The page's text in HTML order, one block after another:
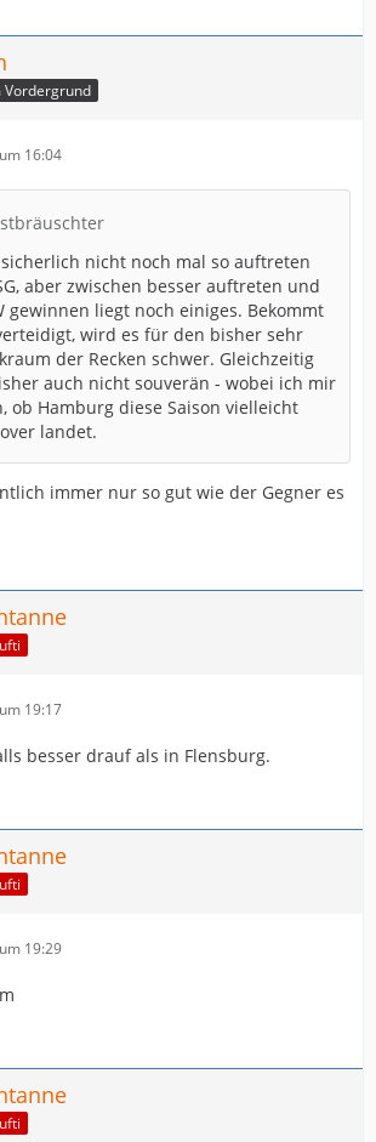
Vordergrund
16:04
nicht noch mal so auftreten
aber zwischen besser auftreten und
gewinnen liegt noch einiges. Bekommt
wird es für den bisher sehr
der Recken schwer. Gleichzeitig
auch nicht souverän - wobei ich mir
ob Hamburg diese Saison vielleicht
landet.
immer nur so gut wie der Gegner es
19:17
besser drauf als in Flensburg.
19:29